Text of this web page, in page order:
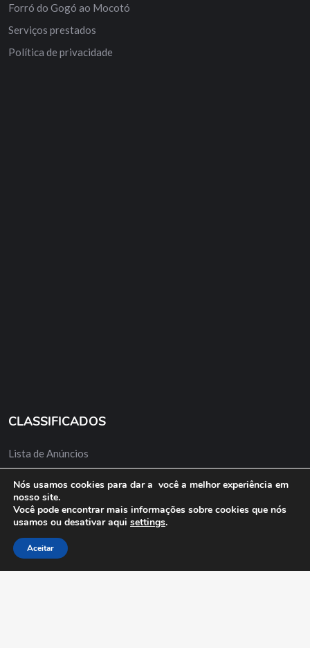
Forró do Gogó ao Mocotó
Serviços prestados
Política de privacidade
CLASSIFICADOS
Lista de Anúncios
Anuncie Grátis
Nós usamos cookies para dar a você a melhor experiência em
nosso site.
Você pode encontrar mais informações sobre cookies que nós
usamos ou desativar aqui settings.
Aceitar